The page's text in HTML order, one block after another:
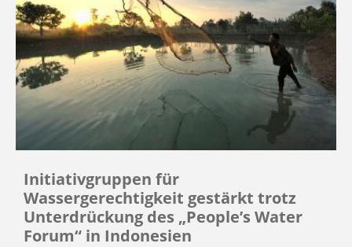
Initiativgruppen für
Wassergerechtigkeit gestärkt trotz
Unterdrückung des „People’s Water
Forum“ in Indonesien